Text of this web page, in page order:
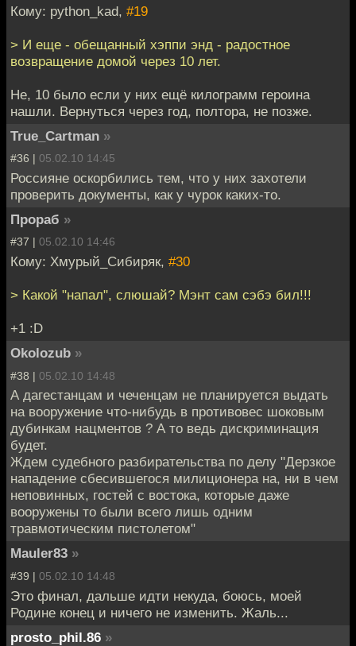
Кому: python_kad, #19
> И еще - обещанный хэппи энд - радостное
возвращение домой через 10 лет.
Не, 10 было если у них ещё килограмм героина
нашли. Вернуться через год, полтора, не позже.
True_Cartman »
#36 | 05.02.10 14:45
Россияне оскорбились тем, что у них захотели
проверить документы, как у чурок каких-то.
Прораб »
#37 | 05.02.10 14:46
Кому: Хмурый_Сибиряк, #30
> Какой "напал", слюшай? Мэнт сам сэбэ бил!!!
+1 :D
Okolozub »
#38 | 05.02.10 14:48
А дагестанцам и чеченцам не планируется выдать
на вооружение что-нибудь в противовес шоковым
дубинкам нацментов ? А то ведь дискриминация
будет.
Ждем судебного разбирательства по делу "Дерзкое
нападение сбесившегося милиционера на, ни в чем
неповинных, гостей с востока, которые даже
вооружены то были всего лишь одним
травмотическим пистолетом"
Mauler83 »
#39 | 05.02.10 14:48
Это финал, дальше идти некуда, боюсь, моей
Родине конец и ничего не изменить. Жаль...
prosto_phil.86 »